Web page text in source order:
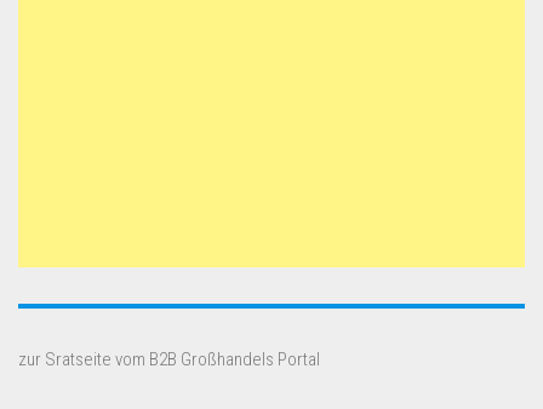
zur Sratseite vom B2B Großhandels Portal